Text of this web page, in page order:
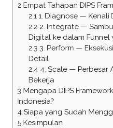
2 Empat Tahapan DIPS
2.11. Diagnose — Kenali
2.2 2. Integrate —
Digital ke dalam Funnel
2.3 3. Perform —
Detail
2.44. Scale — Perbesar
Bekerja
3 Mengapa DIPS
Indonesia?
4Siapa yang Sudah
5Kesimpulan